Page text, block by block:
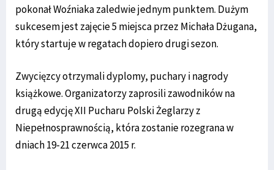
pokonał Woźniaka zaledwie jednym punktem. Dużym
sukcesem jest zajęcie 5 miejsca przez Michała Dżugana,
który startuje w regatach dopiero drugi sezon.
Zwycięzcy otrzymali dyplomy, puchary i nagrody
książkowe. Organizatorzy zaprosili zawodników na
drugą edycję XII Pucharu Polski Żeglarzy z
Niepełnosprawnością, która zostanie rozegrana w
dniach 19-21 czerwca 2015 r.